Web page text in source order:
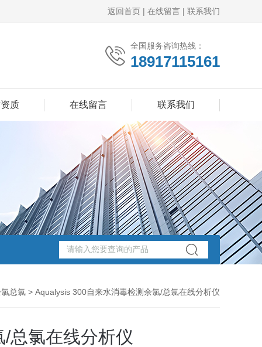
返回首页 | 在线留言 | 联系我们
全国服务咨询热线：
18917115161
质 在线留言 联系我们
总氯 > Aqualysis 300自来水消毒检测余氯/总氯在线分析仪
总氯在线分析仪